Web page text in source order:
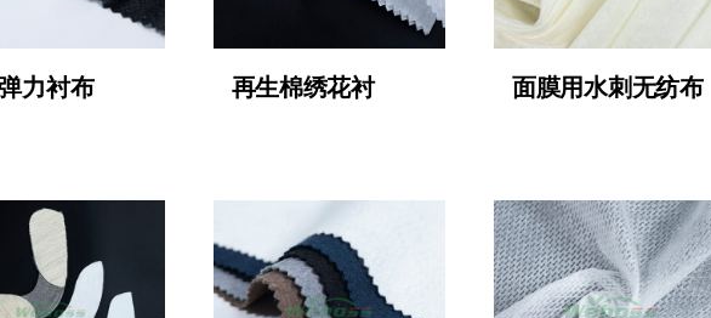
力衬布 再生棉绣花衬 面膜用水刺无纺布